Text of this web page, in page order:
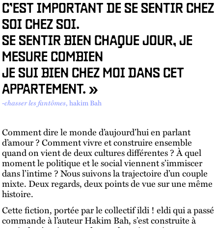
C’EST IMPORTANT DE SE SENTIR CHEZ
SOI CHEZ SOI.
SE SENTIR BIEN CHAQUE JOUR, JE
MESURE COMBIEN
JE SUI BIEN CHEZ MOI DANS CET
APPARTEMENT. »
-chasser les fantômes, hakim Bah
Comment dire le monde d’aujourd’hui en parlant
d’amour ? Comment vivre et construire ensemble
quand on vient de deux cultures différentes ? À quel
moment le politique et le social viennent s’immiscer
dans l’intime ? Nous suivons la trajectoire d’un couple
mixte. Deux regards, deux points de vue sur une même
histoire.
Cette fiction, portée par le collectif ildi ! eldi qui a passé
commande à l’auteur Hakim Bah, s’est construite à